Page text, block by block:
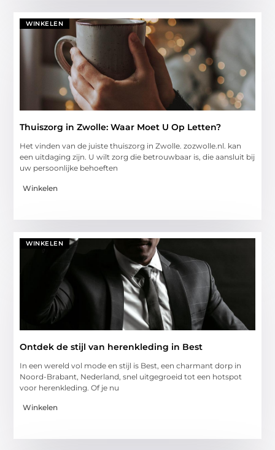
WINKELEN
Thuiszorg in Zwolle: Waar Moet U Op Letten?
Het vinden van de juiste thuiszorg in Zwolle. zozwolle.nl. kan
een uitdaging zijn. U wilt zorg die betrouwbaar is, die aansluit bij
uw persoonlijke behoeften
Winkelen
WINKELEN
Ontdek de stijl van herenkleding in Best
In een wereld vol mode en stijl is Best, een charmant dorp in
Noord-Brabant, Nederland, snel uitgegroeid tot een hotspot
voor herenkleding. Of je nu
Winkelen